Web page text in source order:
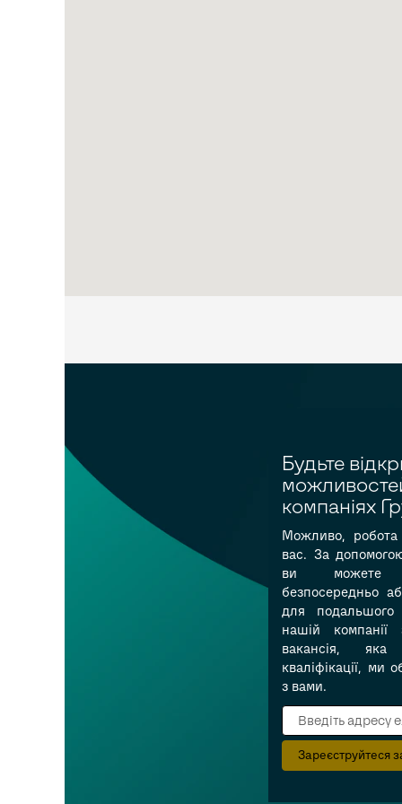
Будьте
компаніях
Можливо, робота
вас. За
ви можете
безпосередньо
для
нашій компанії
вакансія, яка
кваліфікації, ми
з вами.